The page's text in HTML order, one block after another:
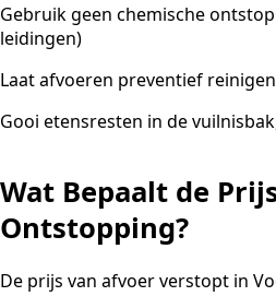
Gebruik geen chemische
leidingen)
Laat afvoeren preventief
Gooi etensresten in de
Wat Bepaalt de
Ontstopping?
De prijs van afvoer verstopt in